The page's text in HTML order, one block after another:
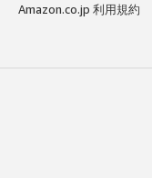
Amazon.co.jp 利用規約